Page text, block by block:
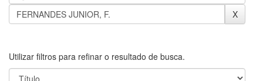
Utilizar filtros para refinar o resultado de busca.